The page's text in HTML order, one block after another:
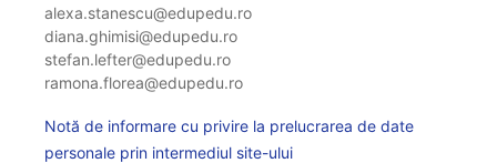
alexa.stanescu@edupedu.ro
diana.ghimisi@edupedu.ro
stefan.lefter@edupedu.ro
ramona.florea@edupedu.ro
Notă de informare cu privire la prelucrarea de date
personale prin intermediul site-ului